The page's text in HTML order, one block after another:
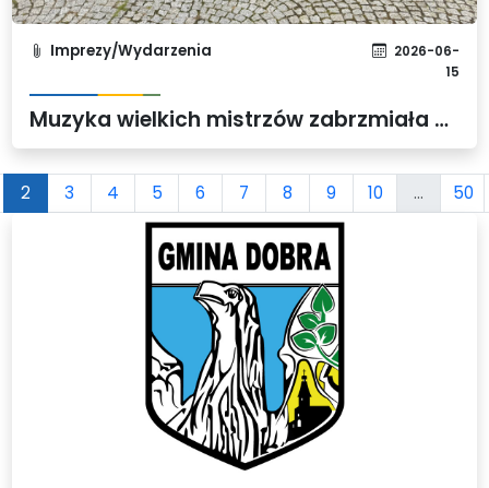
Imprezy/Wydarzenia
2026-06-
15
Muzyka wielkich mistrzów zabrzmiała w sercu Wołczkowa
2 3 4 5 6 7 8 9 10 ... 50